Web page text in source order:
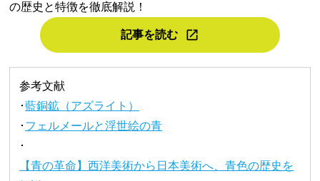
の歴史と特徴を徹底解説！
記事を読む
参考文献
･藍銅鉱（アズライト）
･ フェルメールと浮世絵の青
･
【青の革命】西洋美術から日本美術へ、青色の歴史を